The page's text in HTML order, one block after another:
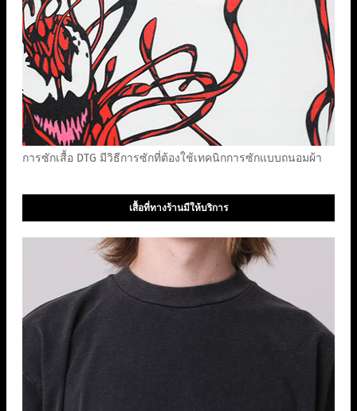
การซักเสื้อ DTG มีวิธีการซักที่ต้องใช้เทคนิกการซักแบบถนอมผ้า
เสื้อที่ทางร้านมีให้บริการ